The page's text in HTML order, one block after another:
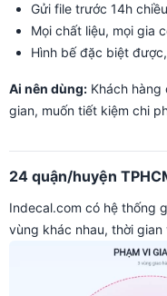
Gửi file trước 14h chiều
Mọi chất liệu, mọi gia
Hình bế đặc biệt
Ai nên dùng: Khách
gian, muốn tiết kiệm chi
24 quận/huyện
Indecal.com có hệ thống
vùng khác nhau, thời